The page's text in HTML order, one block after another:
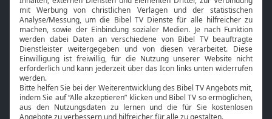
Bibelthek Online-Bibel
Nächster Gottesdienst
Bibel TV
Über uns
Jobs
Service
Kontakt
TV-Empfang